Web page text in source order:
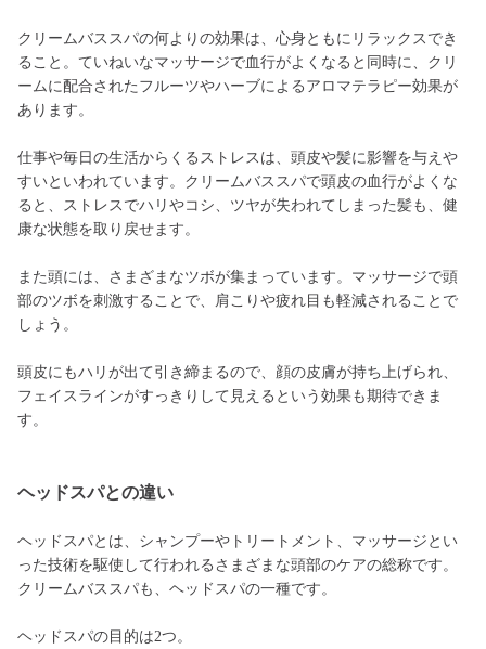
クリームバススパの何よりの効果は、心身ともにリラックスでき
ること。ていねいなマッサージで血行がよくなると同時に、クリ
ームに配合されたフルーツやハーブによるアロマテラピー効果が
あります。
仕事や毎日の生活からくるストレスは、頭皮や髪に影響を与えや
すいといわれています。クリームバススパで頭皮の血行がよくな
ると、ストレスでハリやコシ、ツヤが失われてしまった髪も、健
康な状態を取り戻せます。
また頭には、さまざまなツボが集まっています。マッサージで頭
部のツボを刺激することで、肩こりや疲れ目も軽減されることで
しょう。
頭皮にもハリが出て引き締まるので、顔の皮膚が持ち上げられ、
フェイスラインがすっきりして見えるという効果も期待できま
す。
ヘッドスパとの違い
ヘッドスパとは、シャンプーやトリートメント、マッサージとい
った技術を駆使して行われるさまざまな頭部のケアの総称です。
クリームバススパも、ヘッドスパの一種です。
ヘッドスパの目的は2つ。